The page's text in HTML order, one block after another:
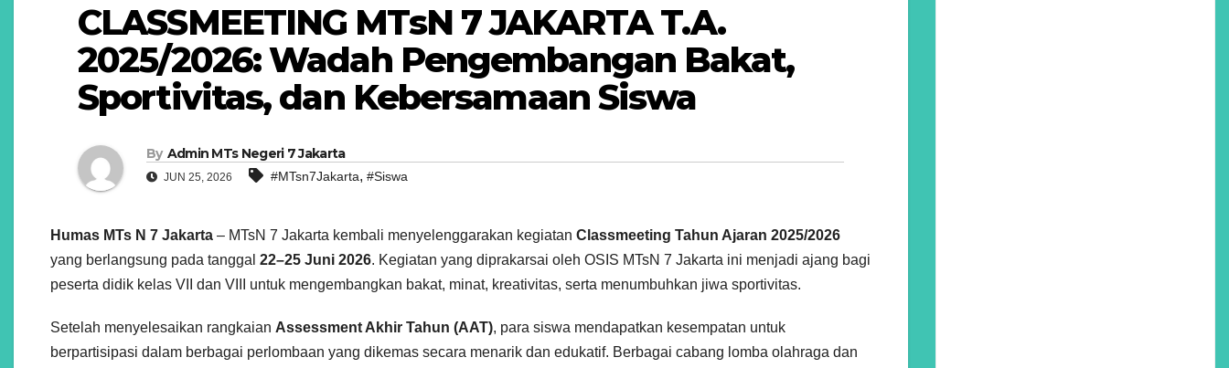
CLASSMEETING MTsN 7 JAKARTA T.A.
2025/2026: Wadah Pengembangan Bakat,
Sportivitas, dan Kebersamaan Siswa
By Admin MTs Negeri 7 Jakarta
JUN 25, 2026 #MTsn7Jakarta, #Siswa
Humas MTs N 7 Jakarta – MTsN 7 Jakarta kembali menyelenggarakan kegiatan Classmeeting Tahun Ajaran 2025/2026
yang berlangsung pada tanggal 22–25 Juni 2026. Kegiatan yang diprakarsai oleh OSIS MTsN 7 Jakarta ini menjadi ajang bagi
peserta didik kelas VII dan VIII untuk mengembangkan bakat, minat, kreativitas, serta menumbuhkan jiwa sportivitas.
Setelah menyelesaikan rangkaian Assessment Akhir Tahun (AAT), para siswa mendapatkan kesempatan untuk
berpartisipasi dalam berbagai perlombaan yang dikemas secara menarik dan edukatif. Berbagai cabang lomba olahraga dan